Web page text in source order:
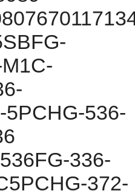
536-
336-
372-